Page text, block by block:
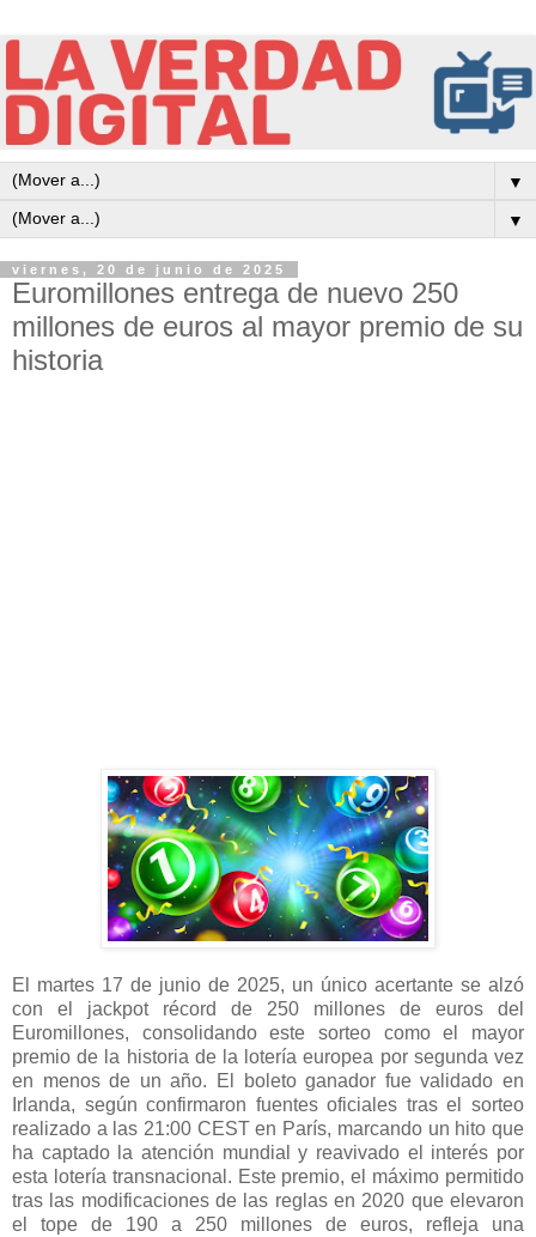
▼
▼
viernes, 20 de junio de 2025
Euromillones entrega de nuevo 250
millones de euros al mayor premio de su
historia
El martes 17 de junio de 2025, un único acertante se alzó
con el jackpot récord de 250 millones de euros del
Euromillones, consolidando este sorteo como el mayor
premio de la historia de la lotería europea por segunda vez
en menos de un año. El boleto ganador fue validado en
Irlanda, según confirmaron fuentes oficiales tras el sorteo
realizado a las 21:00 CEST en París, marcando un hito que
ha captado la atención mundial y reavivado el interés por
esta lotería transnacional. Este premio, el máximo permitido
tras las modificaciones de las reglas en 2020 que elevaron
el tope de 190 a 250 millones de euros, refleja una